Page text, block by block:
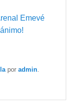
Emevé
poradmin